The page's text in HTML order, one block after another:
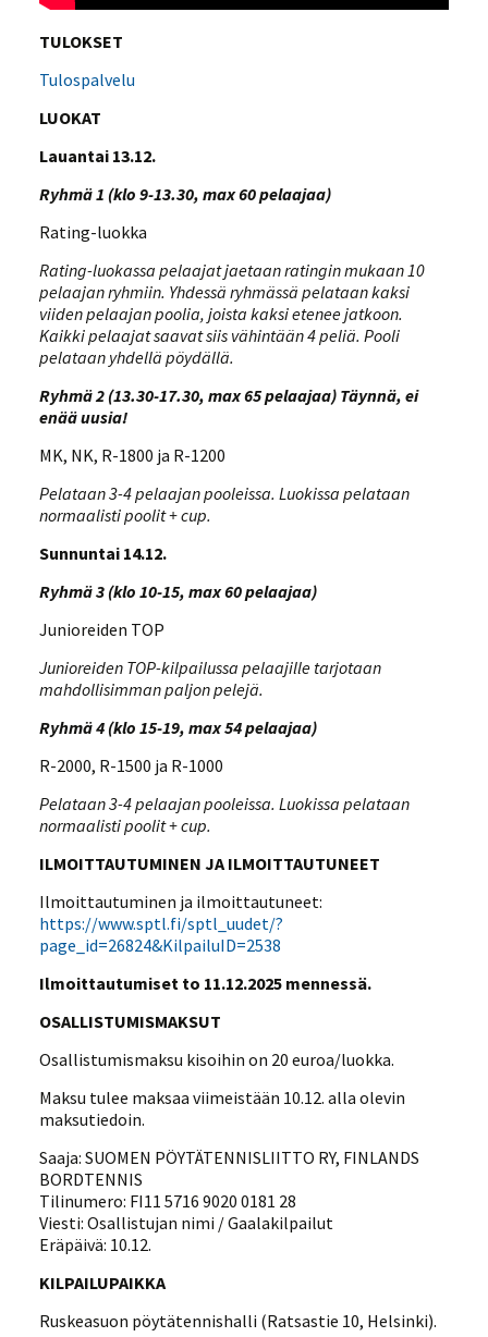
TULOKSET
Tulospalvelu
LUOKAT
Lauantai 13.12.
Ryhmä 1 (klo 9-13.30, max 60 pelaajaa)
Rating-luokka
Rating-luokassa pelaajat jaetaan ratingin mukaan 10
pelaajan ryhmiin. Yhdessä ryhmässä pelataan kaksi
viiden pelaajan poolia, joista kaksi etenee jatkoon.
Kaikki pelaajat saavat siis vähintään 4 peliä. Pooli
pelataan yhdellä pöydällä.
Ryhmä 2 (13.30-17.30, max 65 pelaajaa) Täynnä, ei
enää uusia!
MK, NK, R-1800 ja R-1200
Pelataan 3-4 pelaajan pooleissa. Luokissa pelataan
normaalisti poolit + cup.
Sunnuntai 14.12.
Ryhmä 3 (klo 10-15, max 60 pelaajaa)
Junioreiden TOP
Junioreiden TOP-kilpailussa pelaajille tarjotaan
mahdollisimman paljon pelejä.
Ryhmä 4 (klo 15-19, max 54 pelaajaa)
R-2000, R-1500 ja R-1000
Pelataan 3-4 pelaajan pooleissa. Luokissa pelataan
normaalisti poolit + cup.
ILMOITTAUTUMINEN JA ILMOITTAUTUNEET
Ilmoittautuminen ja ilmoittautuneet:
https://www.sptl.fi/sptl_uudet/?
page_id=26824&KilpailuID=2538
Ilmoittautumiset to 11.12.2025 mennessä.
OSALLISTUMISMAKSUT
Osallistumismaksu kisoihin on 20 euroa/luokka.
Maksu tulee maksaa viimeistään 10.12. alla olevin
maksutiedoin.
Saaja: SUOMEN PÖYTÄTENNISLIITTO RY, FINLANDS
BORDTENNIS
Tilinumero: FI11 5716 9020 0181 28
Viesti: Osallistujan nimi / Gaalakilpailut
Eräpäivä: 10.12.
KILPAILUPAIKKA
Ruskeasuon pöytätennishalli (Ratsastie 10, Helsinki).